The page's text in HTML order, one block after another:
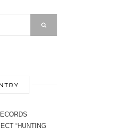
“HUNTING